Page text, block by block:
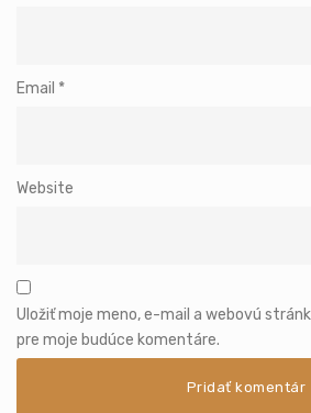
Email *
Website
Uložiť moje meno, e-mail a webovú
pre moje budúce komentáre.